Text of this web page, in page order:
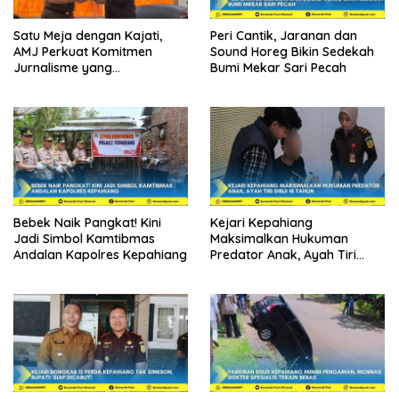
Satu Meja dengan Kajati,
AMJ Perkuat Komitmen
Jurnalisme yang
Peri Cantik, Jaranan dan
Sound Horeg Bikin Sedekah
Bumi Mekar Sari Pecah
Bebek Naik Pangkat! Kini
Jadi Simbol Kamtibmas
Andalan Kapolres Kepahiang
Kejari Kepahiang
Maksimalkan Hukuman
Predator Anak, Ayah Tiri